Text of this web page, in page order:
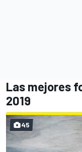
Las mejores
2019
45